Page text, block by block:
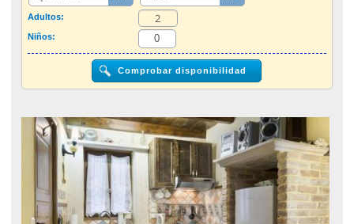
Oferta de última hora + Oferta global
otro país
Adultos:
Niños: